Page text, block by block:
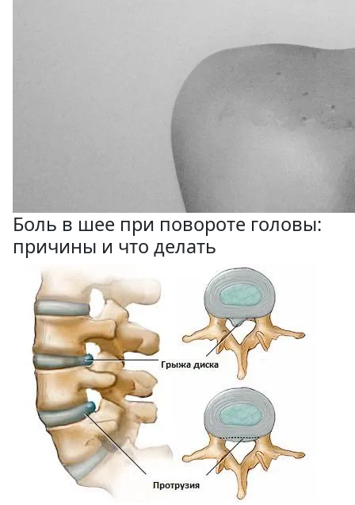
Боль в шее при повороте головы:
причины и что делать